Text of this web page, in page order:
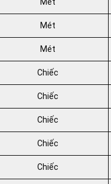
Mét
Mét
Chiếc
Chiếc
Chiếc
Chiếc
Chiếc